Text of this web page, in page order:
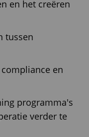
en het creëren
tussen
en
programma's
verder te